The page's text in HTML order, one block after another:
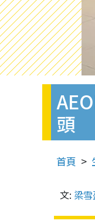
頭
首頁
文: 梁雪